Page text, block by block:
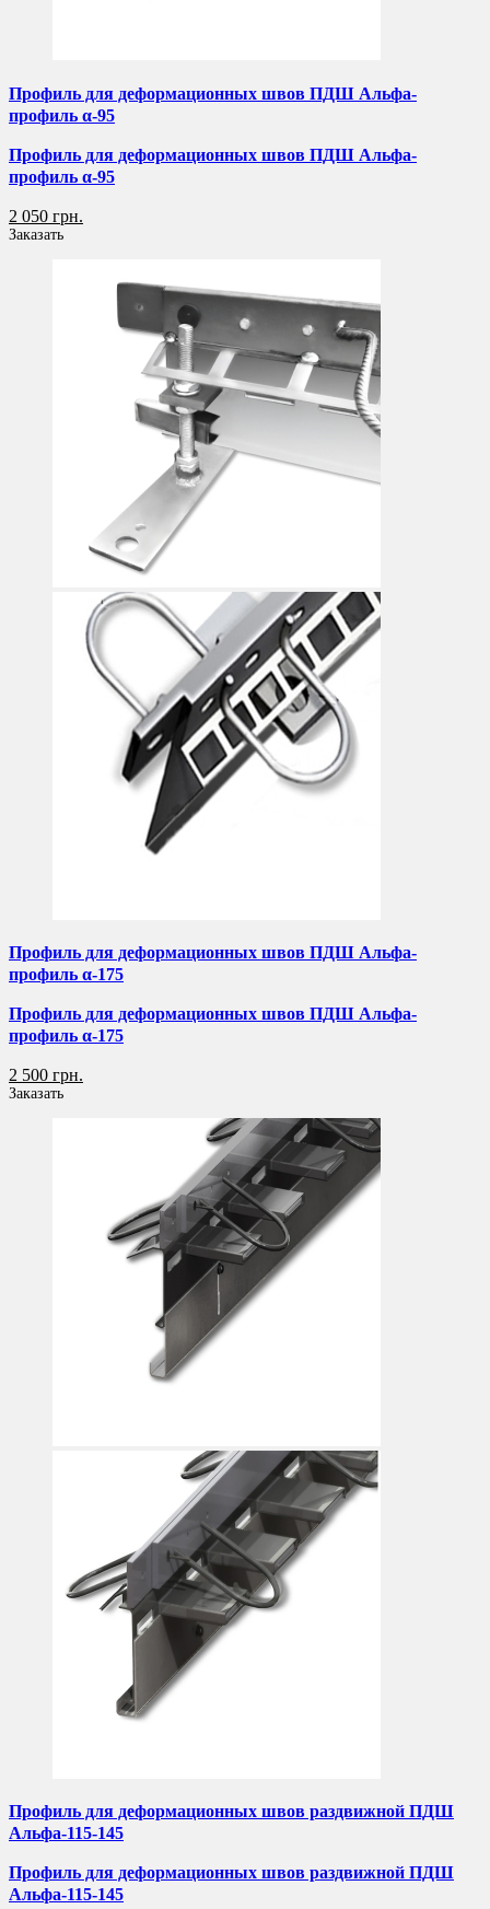
Профиль для деформационных швов ПДШ Альфа-
профиль α-95
Профиль для деформационных швов ПДШ Альфа-
профиль α-95
2 050 грн.
Заказать
Профиль для деформационных швов ПДШ Альфа-
профиль α-175
Профиль для деформационных швов ПДШ Альфа-
профиль α-175
2 500 грн.
Заказать
Профиль для деформационных швов раздвижной ПДШ
Альфа-115-145
Профиль для деформационных швов раздвижной ПДШ
Альфа-115-145